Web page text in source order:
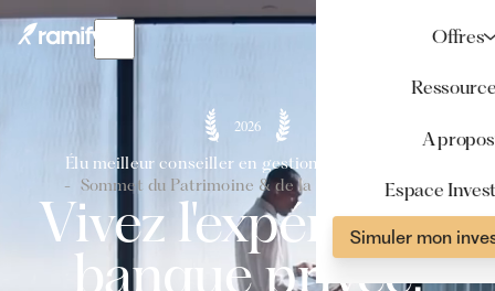
Offres
A propos
Espace
Simuler mon
2026
Élu meilleur conseiller en gestion de patrimoine
- Sommet du Patrimoine & de la Performance -
Vivez l'expérience
banque privée,